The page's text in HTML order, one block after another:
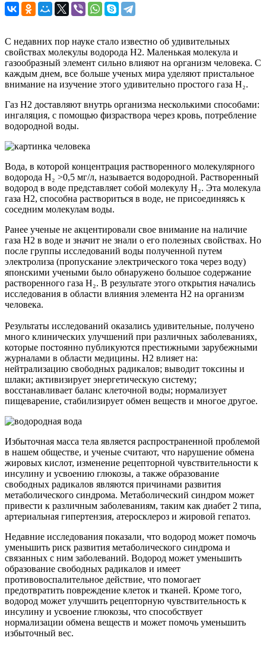
С недавних пор науке стало известно об удивительных
свойствах молекулы водорода Н2. Маленькая молекула и
газообразный элемент сильно влияют на организм человека. С
каждым днем, все больше ученых мира уделяют пристальное
внимание на изучение этого удивительно простого газа Н₂.
Газ Н2 доставляют внутрь организма несколькими способами:
ингаляция, с помощью физраствора через кровь, потребление
водородной воды.
Вода, в которой концентрация растворенного молекулярного
водорода Н₂ >0,5 мг/л, называется водородной. Растворенный
водород в воде представляет собой молекулу Н₂. Эта молекула
газа Н2, способна раствориться в воде, не присоединяясь к
соседним молекулам воды.
Ранее ученые не акцентировали свое внимание на наличие
газа Н2 в воде и значит не знали о его полезных свойствах. Но
после группы исследований воды полученной путем
электролиза (пропускание электрического тока через воду)
японскими учеными было обнаружено большое содержание
растворенного газа Н₂. В результате этого открытия начались
исследования в области влияния элемента Н2 на организм
человека.
Результаты исследований оказались удивительные, получено
много клинических улучшений при различных заболеваниях,
которые постоянно публикуются престижными зарубежными
журналами в области медицины. Н2 влияет на:
нейтрализацию свободных радикалов; выводит токсины и
шлаки; активизирует энергетическую систему;
восстанавливает баланс клеточной воды; нормализует
пищеварение, стабилизирует обмен веществ и многое другое.
Избыточная масса тела является распространенной проблемой
в нашем обществе, и ученые считают, что нарушение обмена
жировых кислот, изменение рецепторной чувствительности к
инсулину и усвоению глюкозы, а также образование
свободных радикалов являются причинами развития
метаболического синдрома. Метаболический синдром может
привести к различным заболеваниям, таким как диабет 2 типа,
артериальная гипертензия, атеросклероз и жировой гепатоз.
Недавние исследования показали, что водород может помочь
уменьшить риск развития метаболического синдрома и
связанных с ним заболеваний. Водород может уменьшить
образование свободных радикалов и имеет
противовоспалительное действие, что помогает
предотвратить повреждение клеток и тканей. Кроме того,
водород может улучшить рецепторную чувствительность к
инсулину и усвоение глюкозы, что способствует
нормализации обмена веществ и может помочь уменьшить
избыточный вес.